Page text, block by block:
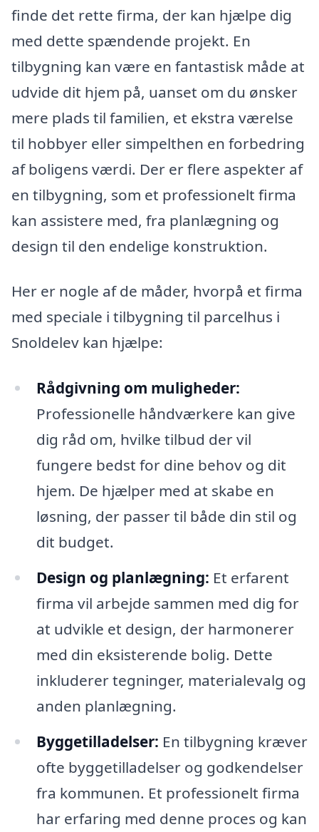
finde det rette firma, der kan hjælpe dig
med dette spændende projekt. En
tilbygning kan være en fantastisk måde at
udvide dit hjem på, uanset om du ønsker
mere plads til familien, et ekstra værelse
til hobbyer eller simpelthen en forbedring
af boligens værdi. Der er flere aspekter af
en tilbygning, som et professionelt firma
kan assistere med, fra planlægning og
design til den endelige konstruktion.
Her er nogle af de måder, hvorpå et firma
med speciale i tilbygning til parcelhus i
Snoldelev kan hjælpe:
Rådgivning om muligheder:
Professionelle håndværkere kan give
dig råd om, hvilke tilbud der vil
fungere bedst for dine behov og dit
hjem. De hjælper med at skabe en
løsning, der passer til både din stil og
dit budget.
Design og planlægning: Et erfarent
firma vil arbejde sammen med dig for
at udvikle et design, der harmonerer
med din eksisterende bolig. Dette
inkluderer tegninger, materialevalg og
anden planlægning.
Byggetilladelser: En tilbygning kræver
ofte byggetilladelser og godkendelser
fra kommunen. Et professionelt firma
har erfaring med denne proces og kan